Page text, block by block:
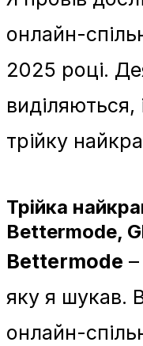
онлайн-
2025 році.
виділяються,
трійку
Трійка
Bettermode,
Bettermode
яку я шукав.
онлайн-